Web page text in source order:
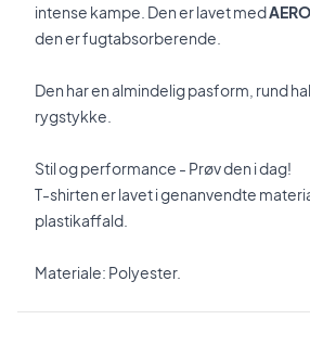
intense kampe. Den er lavet med
den er fugtabsorberende.
Den har en almindelig pasform, rund
rygstykke.
Stil og performance - Prøv den i dag!
T-shirten er lavet i genanvendte
plastikaffald.
Materiale: Polyester.